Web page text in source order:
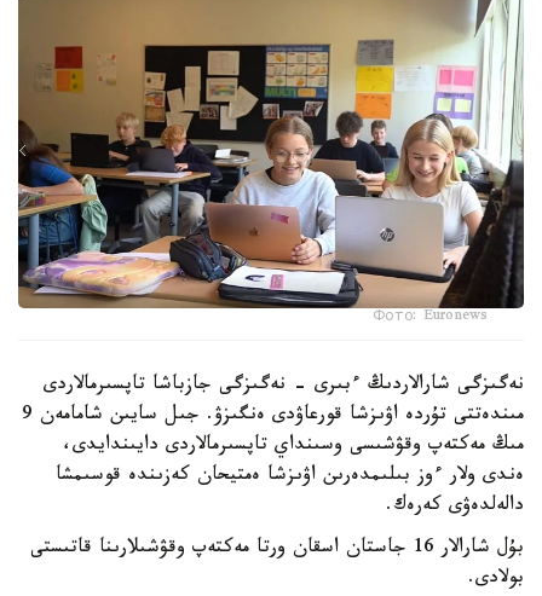
Фото: Euronews
نەگىزگى شارالاردىڭ ءبىرى - نەگىزگى جازباشا تاپسىرمالاردى
مىندەتتى تۇردە اۋىزشا قورعاۋدى ەنگىزۋ. جىل سايىن شامامەن 9
مىڭ مەكتەپ وقۋشىسى وسىنداي تاپسىرمالاردى دايىندايدى،
ەندى ولار ءوز بىلىمدەرىن اۋىزشا ەمتيحان كەزىندە قوسىمشا
دالەلدەۋى كەرەك.
بۇل شارالار 16 جاستان اسقان ورتا مەكتەپ وقۋشىلارىنا قاتىستى
بولادى.